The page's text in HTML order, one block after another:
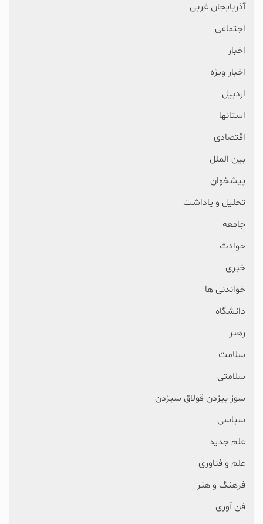
آذربایجان غربی
اجتماعی
اخبار
اخبار ویژه
اردبیل
استانها
اقتصادی
بین الملل
پیشخوان
تحلیل و یاداشت
جامعه
حوادث
خبری
خواندنی ها
دانشگاه
رهبر
سلامت
سلامتی
سوز بیزدن قولاق سیزدن
سیاسی
علم جدید
علم و فناوری
فرهنگ و هنر
فن آوری